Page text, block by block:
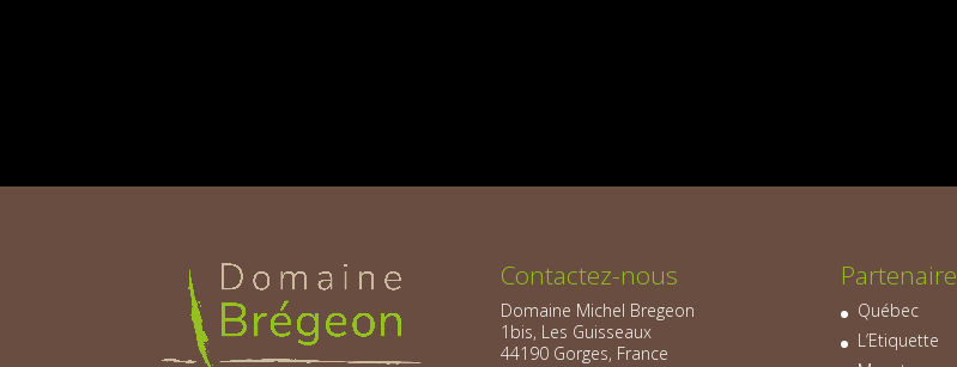
Contactez-nous
Domaine Michel Bregeon
1bis, Les Guisseaux
44190 Gorges, France
Québec
L’Etiquette